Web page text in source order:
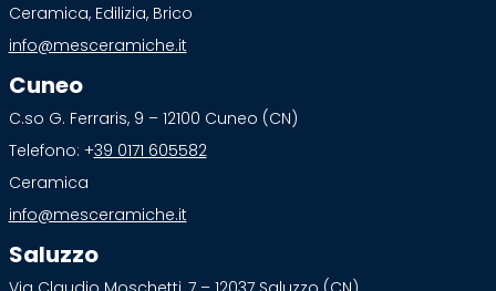
Ceramica, Edilizia, Brico
info@mesceramiche.it
Cuneo
C.so G. Ferraris, 9 – 12100 Cuneo (CN)
Telefono: +39 0171 605582
Ceramica
info@mesceramiche.it
Saluzzo